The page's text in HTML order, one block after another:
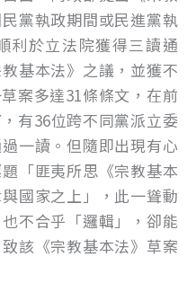
黨執政期間或民進黨執
利於立法院獲得三讀通
基本法》之議，並獲不
案多達31條條文，在前
有36位跨不同黨派立委
一讀。但隨即出現有心
「匪夷所思《宗教基本
國家之上」，此一聳動
不合乎「邏輯」，卻能
該《宗教基本法》草案